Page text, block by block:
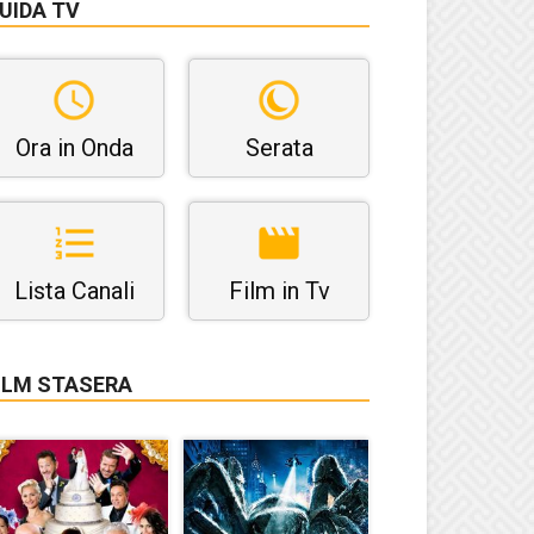
TV
Ora in Onda Serata
Lista Canali Film in Tv
STASERA